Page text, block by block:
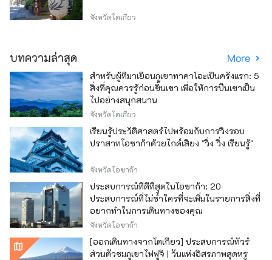
จังหวัดโตเกียว
บทความล่าสุด More
สำหรับผู้ที่มาเยือนภูเขาทาคาโอะเป็นครั้งแรก: 5
สิ่งที่คุณควรรู้ก่อนขึ้นเขา เพื่อให้การปีนเขาเป็น
ไปอย่างสนุกสนาน
จังหวัดโตเกียว
เรียนรู้ประวัติศาสตร์ไปพร้อมกับการวิ่งรอบ
ปราสาทโอซาก้าด้วยไกด์เสียง "วิ่ง วิ่ง เรียนรู้"
จังหวัดโอซาก้า
ประสบการณ์ที่ดีที่สุดในโอซาก้า: 20
ประสบการณ์ที่ไม่ซ้ำใครที่จะเพิ่มในรายการสิ่งที่
อยากทำในการเดินทางของคุณ
จังหวัดโอซาก้า
[ออกเดินทางจากโตเกียว] ประสบการณ์ทัวร์
ส่วนตัวชมภูเขาไฟฟูจิ | วันแห่งอิสรภาพสุดหรู